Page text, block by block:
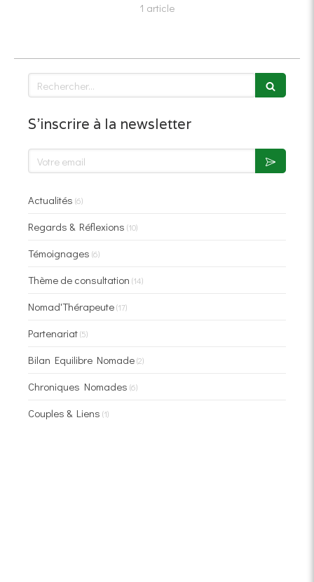
1 article
Rechercher
S'inscrire à la newsletter
Votre email
Actualités (6)
Regards & Réflexions (10)
Témoignages (6)
Thème de consultation (14)
Nomad'Thérapeute(17)
Partenariat(5)
Bilan Equilibre Nomade(2)
Chroniques Nomades (6)
Couples & Liens (1)